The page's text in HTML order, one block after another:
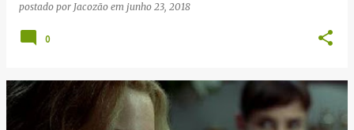
postado por Jacozão em junho 23, 2018
0